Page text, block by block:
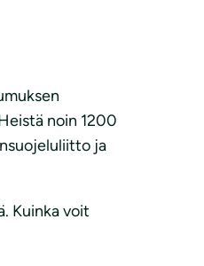
noin 1200
ja
Kuinka voit